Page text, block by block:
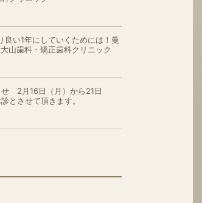
良い1年にしていくためには！曼
山歯科・矯正歯科クリニック
せ 2月16日（月）から21日
とさせて頂きます。